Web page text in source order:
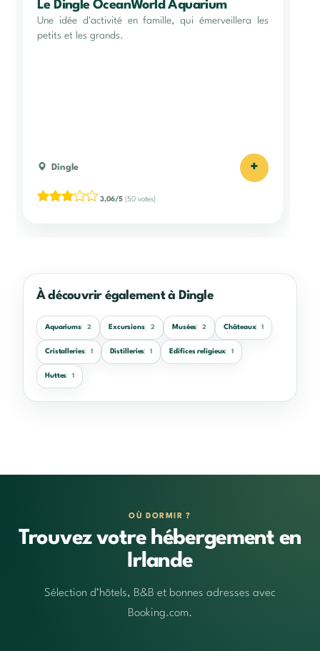
Le Dingle OceanWorld Aquarium
Une idée d'activité en famille, qui émerveillera les
petits et les grands.
Dingle +
3,06/5 (50 votes)
À découvrir également à Dingle
Aquariums 2 Excursions 2 Musées 2 Châteaux 1
Cristalleries 1 Distilleries 1 Edifices religieux 1
Huttes 1
OÙ DORMIR ?
Trouvez votre hébergement en
Irlande
Sélection d’hôtels, B&B et bonnes adresses avec
Booking.com.